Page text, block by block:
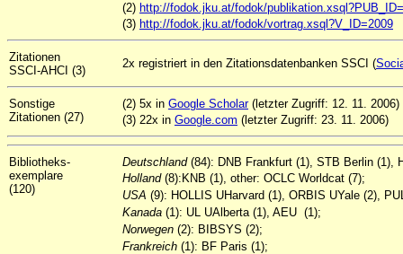
(2) http://fodok.jku.at/fodok/
(3) http://fodok.jku.at/fodok/vortrag.xsql?V_ID=2009
Zitationen
SSCI-AHCI (3)
2x registriert in den Zitationsdatenbanken SSCI (
Sonstige
Zitationen (27)
(2) 5x in Google Scholar(letzter Zugriff: 12. 11. 2006)
(3) 22x in Google.com (letzter Zugriff: 23. 11. 2006)
Bibliotheks-
exemplare
(120)
Deutschland(84): DNB Frankfurt (1), STB Berlin (1),
Holland(8):KNB (1), other: OCLC Worldcat (7);
USA (9): HOLLIS UHarvard (1), ORBIS UYale (2),
Kanada (1): UL UAlberta (1), AEU (1);
Norwegen (2): BIBSYS (2);
Frankreich (1): BF Paris (1);